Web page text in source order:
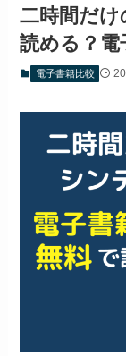
二時間だ
読める？
電子書籍比較